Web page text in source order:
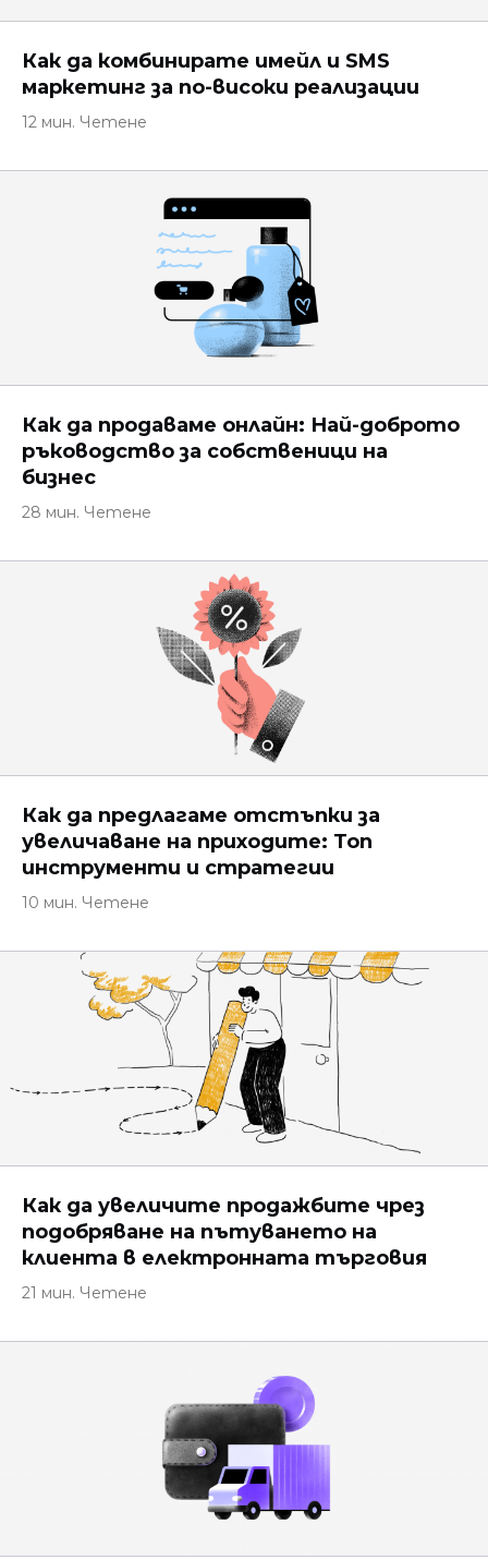
Как да комбинирате имейл и SMS
маркетинг за по-високи реализации
12 мин. Четене
Как да продаваме онлайн: Най-доброто
ръководство за собственици на
бизнес
28 мин. Четене
Как да предлагаме отстъпки за
увеличаване на приходите: Топ
инструменти и стратегии
10 мин. Четене
Как да увеличите продажбите чрез
подобряване на пътуването на
клиента в електронната търговия
21 мин. Четене